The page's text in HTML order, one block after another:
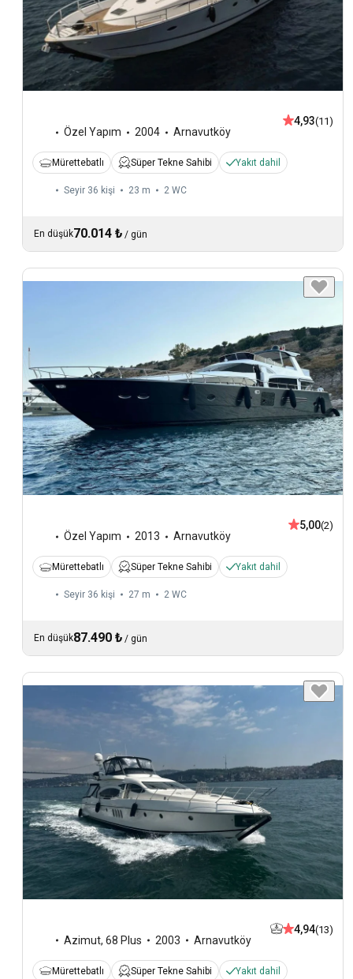
Özel Yapım 2004 Arnavutköy
4,93(11)
Mürettebatlı Süper Tekne Sahibi Yakıt dahil
Seyir 36 kişi 23 m 2 WC
En düşük70.014 ₺ / gün
Özel Yapım 2013 Arnavutköy
5,00(2)
Mürettebatlı Süper Tekne Sahibi Yakıt dahil
Seyir 36 kişi 27 m 2 WC
En düşük87.490 ₺ / gün
Azimut, 68 Plus 2003 Arnavutköy
4,94(13)
Mürettebatlı Süper Tekne Sahibi Yakıt dahil